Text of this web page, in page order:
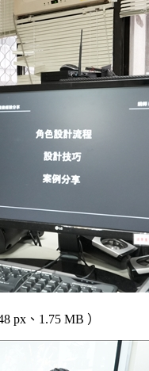
px、1.75 MB ）